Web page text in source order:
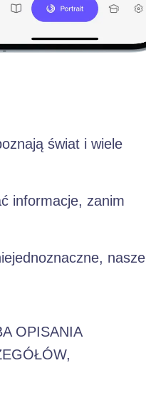
świat i wiele
informacje, zanim
nasze
OPISANIA